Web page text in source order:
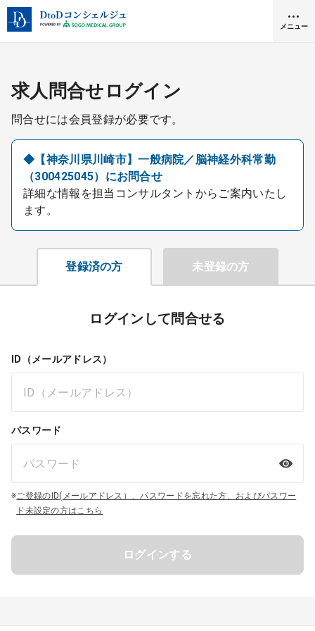
メニュー
クリニック開業
DtoDとは
お問合せ
医院の譲渡・売却をお考えの方
採用をお考えの医療機関の方
求人問合せログイン
問合せには会員登録が必要です。
◆【神奈川県川崎市】一般病院／脳神経外科常勤
（300425045）にお問合せ
詳細な情報を担当コンサルタントからご案内いたし
ます。
登録済の方 未登録の方
ログインして問合せる
ID（メールアドレス）
パスワード
※ご登録のID(メールアドレス）、パスワードを忘れた方、およびパスワー
ド未設定の方はこちら
ログインする